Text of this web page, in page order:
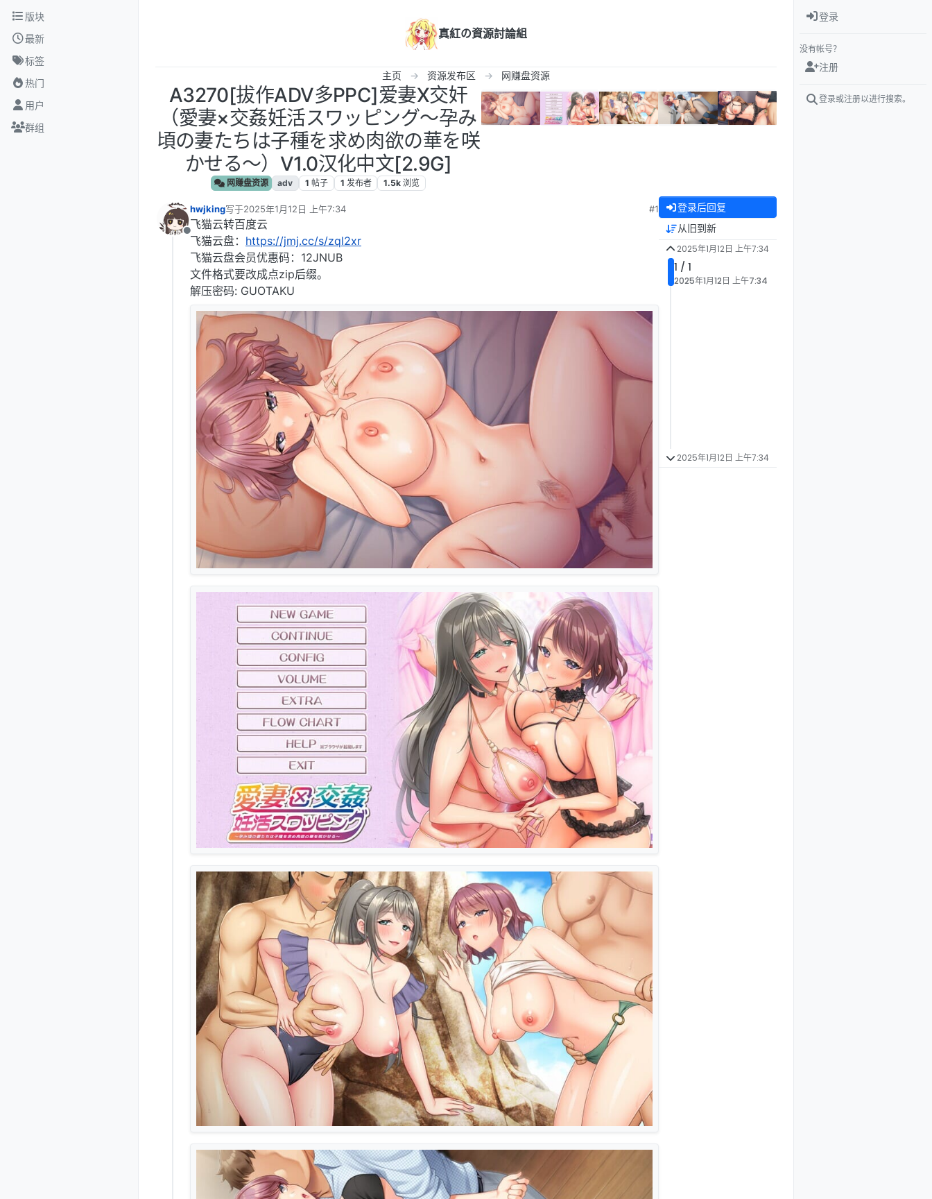
跳转至内容
版块
最新
标签
热门
用户
群组
真紅の資源討論組
主页 资源发布区 网赚盘资源
A3270[拔作ADV多PPC]爱妻X交奸
（愛妻×交姦妊活スワッピング～孕み
頃の妻たちは子種を求め肉欲の華を咲
かせる～）V1.0汉化中文[2.9G]
网赚盘资源 adv 1 帖子 1 发布者 1.5k 浏览
离线
hwjking写于2025年1月12日 上午7:34
最后由 编辑
#1
飞猫云转百度云
飞猫云盘： https://jmj.cc/s/zql2xr
飞猫云盘会员优惠码：12JNUB
文件格式要改成点zip后缀。
解压密码: GUOTAKU
登录后回复
从旧到新
2025年1月12日 上午7:34
1 / 1
2025年1月12日 上午7:34
2025年1月12日 上午7:34
登录
没有帐号？
注册
登录或注册以进行搜索。